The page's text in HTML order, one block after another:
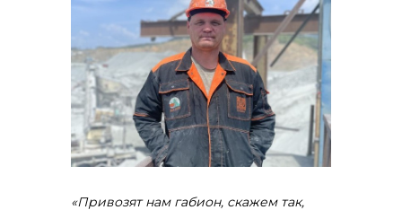
«Привозят нам габион, скажем так,